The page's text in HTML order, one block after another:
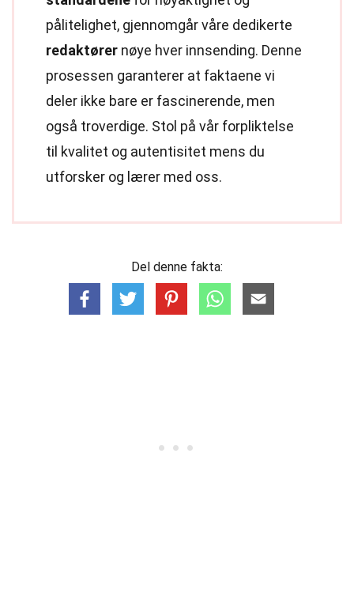
pålitelighet, gjennomgår våre dedikerte
redaktører nøye hver innsending. Denne
prosessen garanterer at faktaene vi
deler ikke bare er fascinerende, men
også troverdige. Stol på vår forpliktelse
til kvalitet og autentisitet mens du
utforsker og lærer med oss.
Del denne fakta: